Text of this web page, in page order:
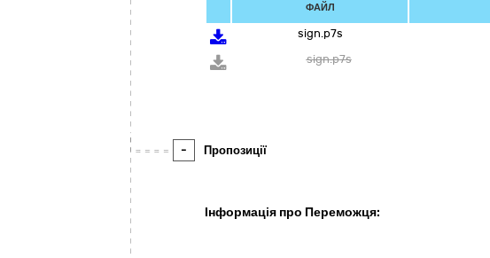
ФАЙЛ
sign.p7s
sign.p7s
- Пропозиції
Інформація про Переможця: